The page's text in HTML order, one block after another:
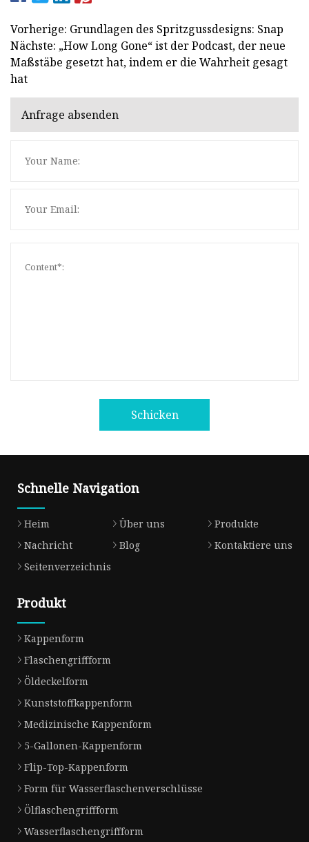
Vorherige: Grundlagen des Spritzgussdesigns: Snap
Nächste: „How Long Gone“ ist der Podcast, der neue
Maßstäbe gesetzt hat, indem er die Wahrheit gesagt
hat
Anfrage absenden
Schicken
Schnelle Navigation
Heim Über uns
Produkte
Nachricht
Blog
Kontaktiere uns
Seitenverzeichnis
Produkt
Kappenform
Flaschengriffform
Öldeckelform
Kunststoffkappenform
Medizinische Kappenform
5-Gallonen-Kappenform
Flip-Top-Kappenform
Form für Wasserflaschenverschlüsse
Ölflaschengriffform
Wasserflaschengriffform